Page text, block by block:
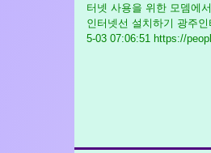
터넷 사용을 위한 모뎀에
인터넷선 설치하기 광주인
5-03 07:06:51 https://